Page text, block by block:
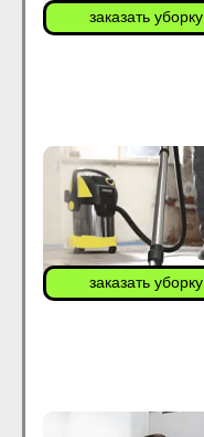
заказать уборку
заказать уборку